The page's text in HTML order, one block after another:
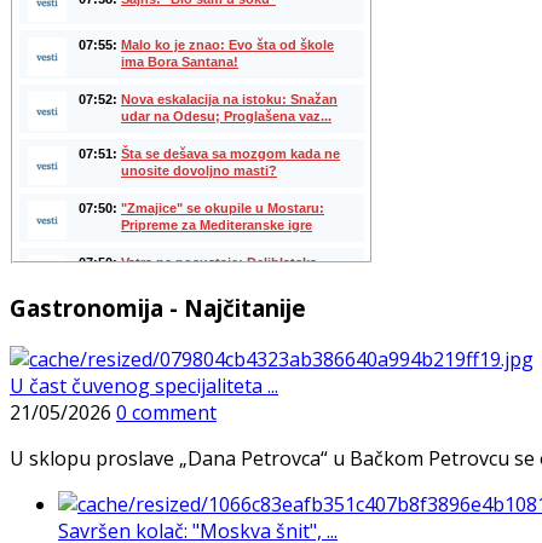
Gastronomija - Najčitanije
U čast čuvenog specijaliteta ...
21/05/2026 0 comment
U sklopu proslave „Dana Petrovca“ u Bačkom Petrovcu
Savršen kolač: "Moskva šnit", ...